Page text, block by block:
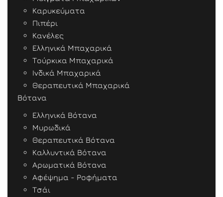
Καρυκεύματα
Πιπέρι
Κανέλες
Ελληνικά Μπαχαρικά
Τούρκικα Μπαχαρικά
Ινδικά Μπαχαρικά
Θεραπευτικά Μπαχαρικά
Βότανα
Ελληνικά Βότανα
Μυρωδικά
Θεραπευτικά Βότανα
Καλλυντικά Βότανα
Αρωματικά Βότανα
Αφέψημα - Ροφήματα
Τσάι